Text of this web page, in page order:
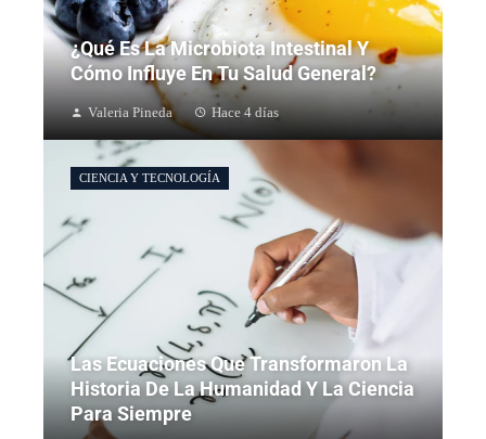
¿Qué Es La Microbiota Intestinal Y
Cómo Influye En Tu Salud General?
Valeria Pineda Hace 4 días
CIENCIA Y TECNOLOGÍA
Las Ecuaciones Que Transformaron La
Historia De La Humanidad Y La Ciencia
Para Siempre